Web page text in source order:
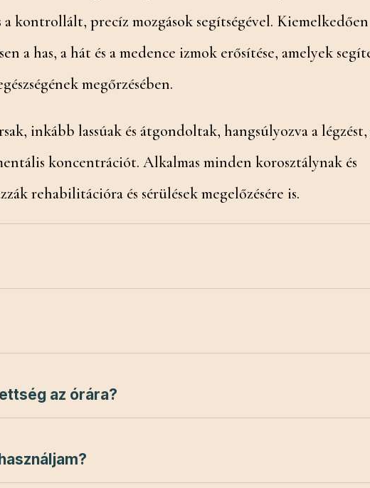
kontrollált, precíz mozgások segítségével. Kiemelkedően
a has, a hát és a medence izmok erősítése, amelyek
megőrzésében.
inkább lassúak és átgondoltak, hangsúlyozva a légzést,
koncentrációt. Alkalmas minden korosztálynak és
rehabilitációra és sérülések megelőzésére is.
az órára?